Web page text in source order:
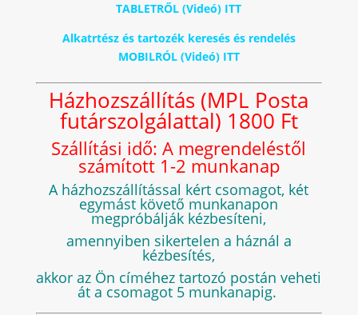
TABLETRŐL (Videó) ITT
Alkatrtész és tartozék keresés és rendelés
MOBILRÓL (Videó) ITT
Házhozszállítás (MPL Posta
futárszolgálattal) 1800 Ft
Szállítási idő: A megrendeléstől
számított 1-2 munkanap
A házhozszállítással kért csomagot, két
egymást követő munkanapon
megpróbálják kézbesíteni,
amennyiben sikertelen a háznál a
kézbesítés,
akkor az Ön címéhez tartozó postán veheti
át a csomagot 5 munkanapig.